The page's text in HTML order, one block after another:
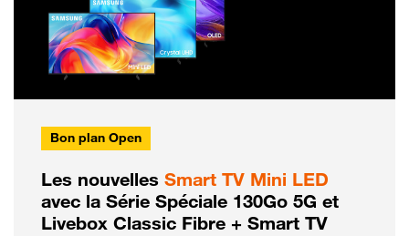
Bon plan Open
Les nouvelles Smart TV Mini LED
avec la Série Spéciale 130Go 5G et
Livebox Classic Fibre + Smart TV